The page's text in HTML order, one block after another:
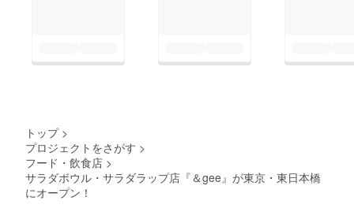
トップ >
プロジェクトをさがす >
フード・飲食店 >
サラダボウル・サラダラップ店『＆gee』が東京・東日本橋
にオープン！